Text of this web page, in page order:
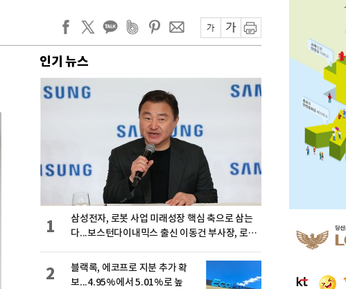
인기 뉴스
삼성전자, 로봇 사업 미래성장 핵심 축으로 삼는
다...보스턴다이내믹스 출신 이동건 부사장, 로보
1
블랙록, 에코프로 지분 추가 확
보...4.95%에서 5.01%로 높
2